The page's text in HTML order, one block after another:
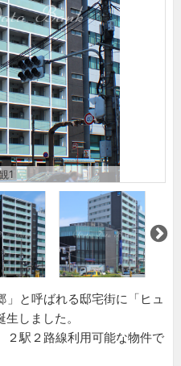
1
と呼ばれる邸宅街に「ヒュ
しました。
２駅２路線利用可能な物件で